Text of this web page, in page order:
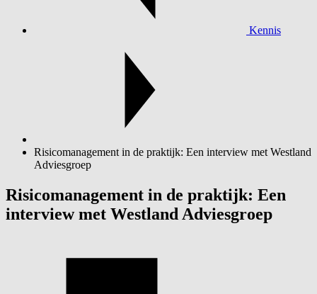
Kennis
Risicomanagement in de praktijk: Een interview met Westland
Adviesgroep
Risicomanagement in de praktijk: Een
interview met Westland Adviesgroep